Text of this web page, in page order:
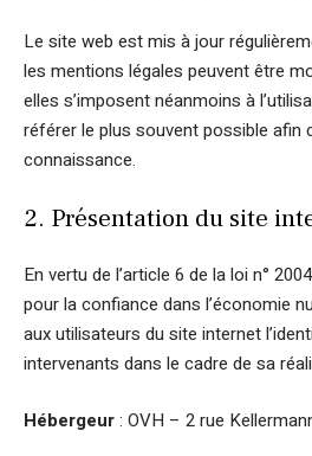
Le site web est mis à jour
les mentions légales peuvent être
elles s’imposent néanmoins à
référer le plus souvent possible afin
connaissance.
2. Présentation du site
En vertu de l’article 6 de la loi n°
pour la confiance dans l’économie
aux utilisateurs du site internet
intervenants dans le cadre de sa
Hébergeur: OVH – 2 rue